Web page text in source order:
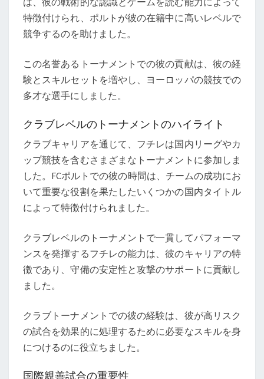
特徴付けられ、ポルトが彼の在籍中に高いレベルで
競争するのを助けました。
この名誉あるトーナメントでの彼の貢献は、彼の経
験とスキルセットを増やし、ヨーロッパの競技での
多才な選手にしました。
クラブレベルのトーナメントのハイライト
クラブキャリアを通じて、フチレは国内リーグやカ
ップ競技を含むさまざまなトーナメントに参加しま
した。FCポルトでの彼の時間は、チームの成功にお
いて重要な役割を果たしたいくつかの国内タイトル
によって特徴付けられました。
クラブレベルのトーナメントで一貫してパフォーマ
ンスを発揮するフチレの能力は、彼のキャリアの特
徴であり、守備の安定性と攻撃のサポートに貢献し
ました。
クラブトーナメントでの彼の経験は、彼が高リスク
の試合を効果的に処理するために必要なスキルを身
につけるのに役立ちました。
国際親善試合の重要性